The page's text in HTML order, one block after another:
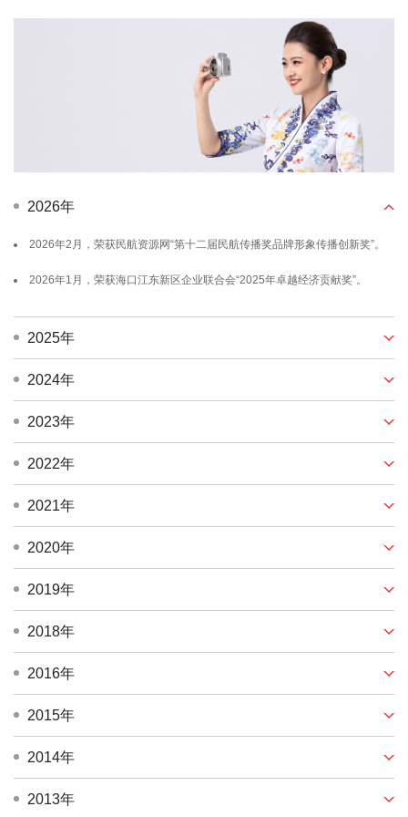
2026年
2026年2月，荣获民航资源网“第十二届民航传播奖品牌形象传播创新奖”。
2026年1月，荣获海口江东新区企业联合会“2025年卓越经济贡献奖”。
2025年
2024年
2023年
2022年
2021年
2020年
2019年
2018年
2016年
2015年
2014年
2013年